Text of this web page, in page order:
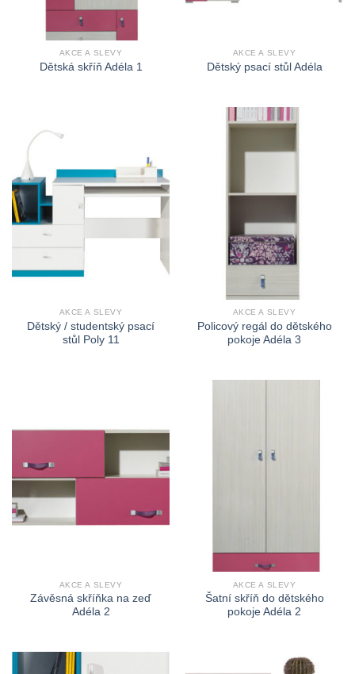
AKCE A SLEVY
Dětská skříň Adéla 1
AKCE A SLEVY
Dětský psací stůl Adéla
AKCE A SLEVY
Dětský / studentský psací
stůl Poly 11
AKCE A SLEVY
Policový regál do dětského
pokoje Adéla 3
AKCE A SLEVY
Závěsná skříňka na zeď
Adéla 2
AKCE A SLEVY
Šatní skříň do dětského
pokoje Adéla 2